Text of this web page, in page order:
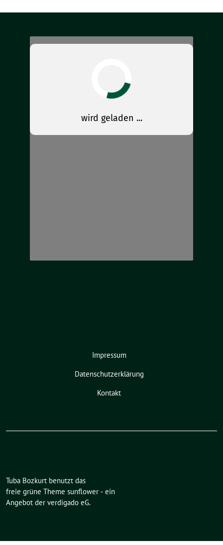
Impressum
Datenschutzerklärung
Kontakt
Tuba Bozkurt benutzt das
freie grüne Theme sunflower ‐ ein
Angebot der verdigado eG.